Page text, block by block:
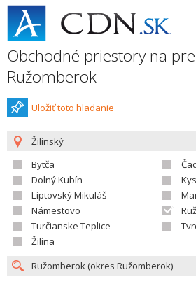
Obchodné priestory na
Ružomberok
Uložiť toto hladanie
Žilinský
Bytča
Dolný Kubín
Liptovský Mikuláš
Námestovo
Turčianske Teplice
Žilina